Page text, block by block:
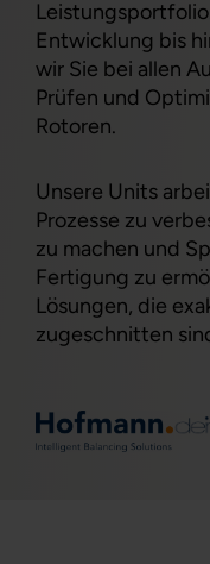
Entwicklung bis
wir Sie bei allen
Prüfen und
Rotoren.
Unsere Units
Prozesse zu
zu machen und
Fertigung zu
Lösungen, die
zugeschnitten